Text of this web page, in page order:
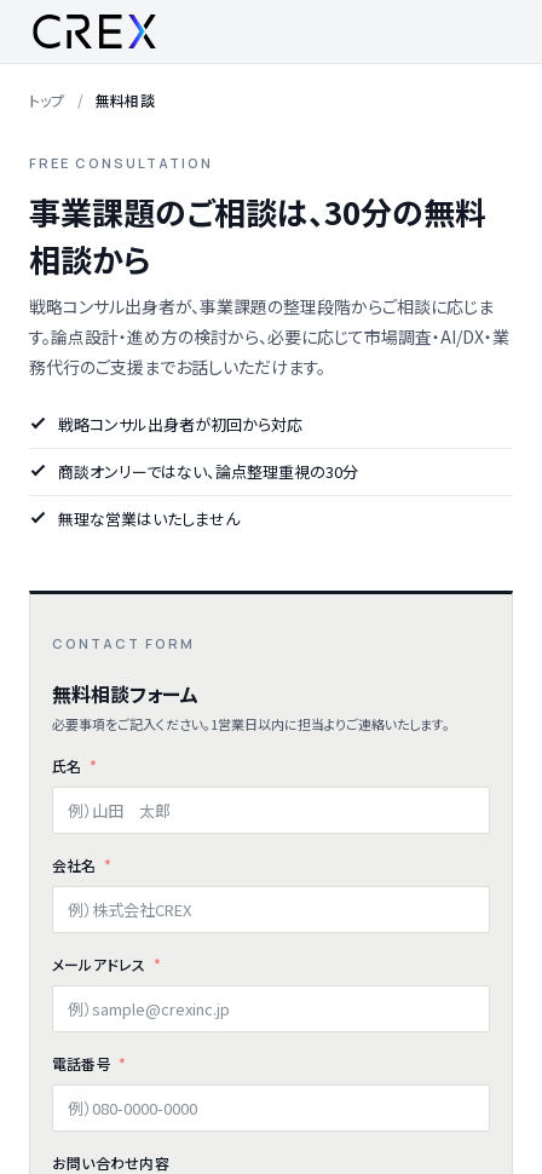
トップ 無料相談
FREE CONSULTATION
事業課題のご相談は、30分の無料
相談から
戦略コンサル出身者が、事業課題の整理段階からご相談に応じま
す。論点設計・進め方の検討から、必要に応じて市場調査・AI/DX・業
務代行のご支援までお話しいただけます。
戦略コンサル出身者が初回から対応
商談オンリーではない、論点整理重視の30分
無理な営業はいたしません
CONTACT FORM
無料相談フォーム
必要事項をご記入ください。1営業日以内に担当よりご連絡いたします。
氏名
会社名
メールアドレス
電話番号
お問い合わせ内容